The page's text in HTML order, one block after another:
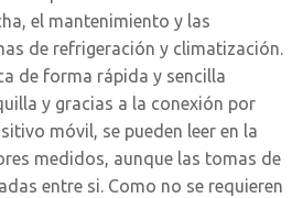
el mantenimiento y las
de refrigeración y climatización.
de forma rápida y sencilla
y gracias a la conexión por
móvil, se pueden leer en la
medidos, aunque las tomas de
entre si. Como no se requieren